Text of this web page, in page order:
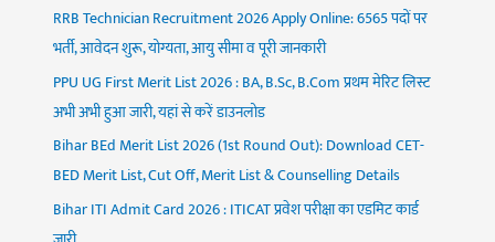
RRB Technician Recruitment 2026 Apply Online: 6565 पदों पर
भर्ती, आवेदन शुरू, योग्यता, आयु सीमा व पूरी जानकारी
PPU UG First Merit List 2026 : BA, B.Sc, B.Com प्रथम मेरिट लिस्ट
अभी अभी हुआ जारी, यहां से करें डाउनलोड
Bihar BEd Merit List 2026 (1st Round Out): Download CET-
BED Merit List, Cut Off, Merit List & Counselling Details
Bihar ITI Admit Card 2026 : ITICAT प्रवेश परीक्षा का एडमिट कार्ड